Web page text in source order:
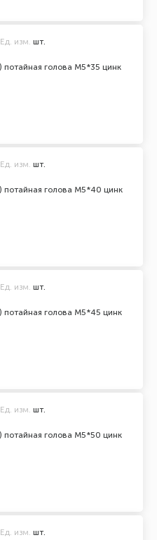
голова М5*35 цинк
Ед. изм. шт.
голова М5*40 цинк
Ед. изм. шт.
голова М5*45 цинк
Ед. изм. шт.
голова М5*50 цинк
Ед. изм. шт.
Ед. изм. шт.